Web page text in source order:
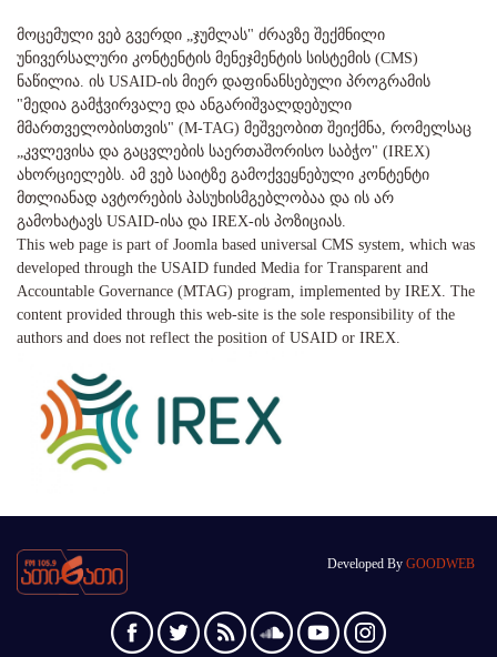
მოცემული ვებ გვერდი „ჯუმლას" ძრავზე შექმნილი
უნივერსალური კონტენტის მენეჯმენტის სისტემის (CMS)
ნაწილია. ის USAID-ის მიერ დაფინანსებული პროგრამის
"მედია გამჭვირვალე და ანგარიშვალდებული
მმართველობისთვის" (M-TAG) მეშვეობით შეიქმნა, რომელსაც
„კვლევისა და გაცვლების საერთაშორისო საბჭო" (IREX)
ახორციელებს. ამ ვებ საიტზე გამოქვეყნებული კონტენტი
მთლიანად ავტორების პასუხისმგებლობაა და ის არ
გამოხატავს USAID-ისა და IREX-ის პოზიციას.
This web page is part of Joomla based universal CMS system, which was
developed through the USAID funded Media for Transparent and
Accountable Governance (MTAG) program, implemented by IREX. The
content provided through this web-site is the sole responsibility of the
authors and does not reflect the position of USAID or IREX.
Developed By GOODWEB